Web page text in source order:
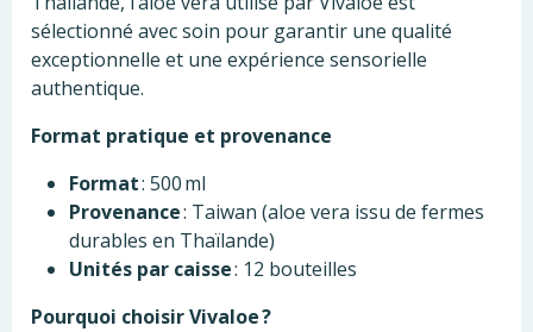
sélectionné avec soin pour garantir une qualité
exceptionnelle et une expérience sensorielle
authentique.
Format pratique et provenance
Format: 500 ml
Provenance: Taiwan (aloe vera issu de fermes
durables en Thaïlande)
Unités par caisse: 12 bouteilles
Pourquoi choisir Vivaloe ?